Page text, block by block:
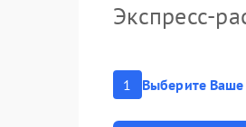
Экспресс-
1 Выберите Ваше